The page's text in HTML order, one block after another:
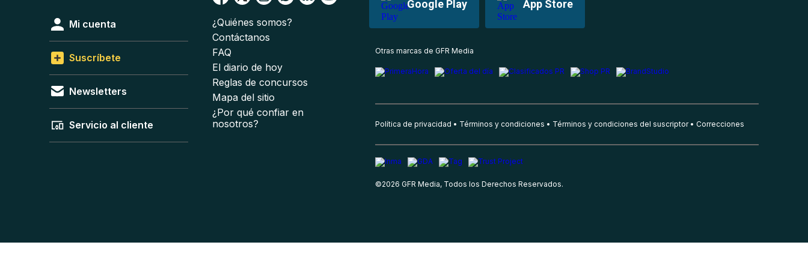
Google Play App Store
Mi cuenta
Suscríbete
Newsletters
Servicio al cliente
¿Quiénes somos?
Contáctanos
FAQ
El diario de hoy
Reglas de concursos
Mapa del sitio
¿Por qué confiar en
nosotros?
Otras marcas de GFR Media
Política de privacidad Términos y condiciones Términos y condiciones del suscriptor Correcciones
©2026 GFR Media, Todos los Derechos Reservados.